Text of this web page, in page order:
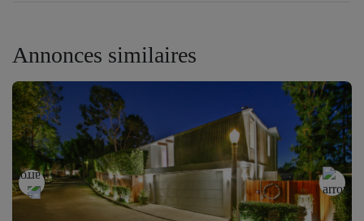
Annonces similaires